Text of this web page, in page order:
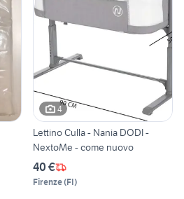
4
Lettino Culla - Nania DODI -
NextoMe - come nuovo
40 €
Firenze(FI)